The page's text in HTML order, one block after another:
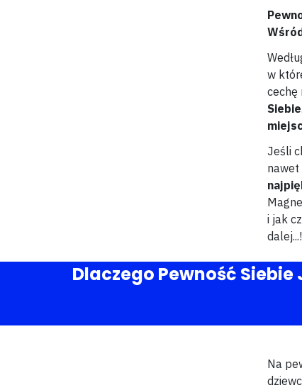
w
cechę
Siebie
Jeśli
nawet
i jak
dalej...!
Dlaczego Pewność Siebie
Na